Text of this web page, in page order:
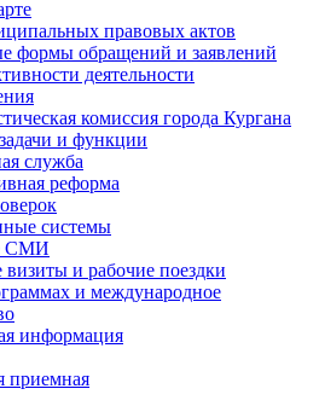
правовых актов
формы обращений и заявлений
деятельности
комиссия города Кургана
и функции
служба
реформа
системы
СМИ
и рабочие поездки
и международное
информация
приемная